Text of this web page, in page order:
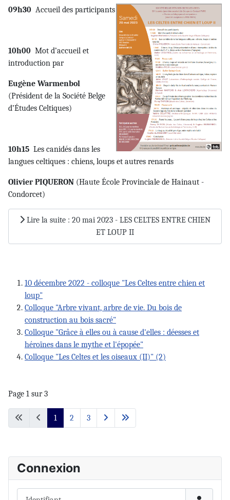
09h30 Accueil des participants
10h00 Mot d’accueil et
introduction par
Eugène Warmenbol
(Président de la Société Belge
d’Études Celtiques)
10h15 Les canidés dans les
langues celtiques : chiens, loups et autres renards
Olivier PIQUERON (Haute École Provinciale de Hainaut -
Condorcet)
Lire la suite : 20 mai 2023 - LES CELTES ENTRE CHIEN
ET LOUP II
10 décembre 2022 - colloque "Les Celtes entre chien et
loup"
Colloque "Arbre vivant, arbre de vie. Du bois de
construction au bois sacré"
Colloque "Grâce à elles ou à cause d'elles : déesses et
héroïnes dans le mythe et l'épopée"
Colloque "Les Celtes et les oiseaux (II)" (2)
Page 1 sur 3
1 2 3
Connexion